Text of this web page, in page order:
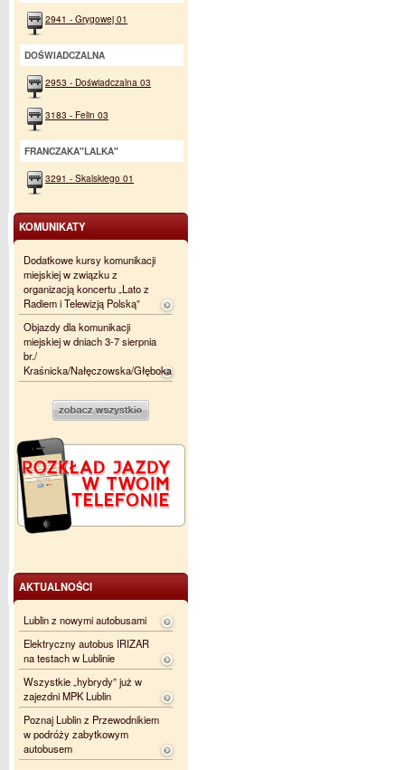
2941 - Grygowej 01
DOŚWIADCZALNA
2953 - Doświadczalna 03
3183 - Felin 03
FRANCZAKA"LALKA"
3291 - Skalskiego 01
KOMUNIKATY
Dodatkowe kursy komunikacji
miejskiej w związku z
organizacją koncertu „Lato z
Radiem i Telewizją Polską”
Objazdy dla komunikacji
miejskiej w dniach 3-7 sierpnia
br./
Kraśnicka/Nałęczowska/Głęboka
AKTUALNOŚCI
Lublin z nowymi autobusami
Elektryczny autobus IRIZAR
na testach w Lublinie
Wszystkie „hybrydy” już w
zajezdni MPK Lublin
Poznaj Lublin z Przewodnikiem
w podróży zabytkowym
autobusem